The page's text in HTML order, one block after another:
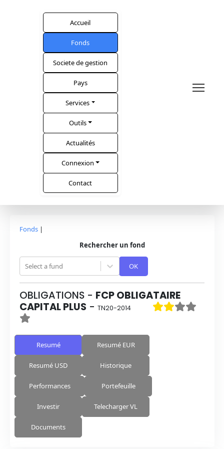
Accueil
Fonds
Societe de gestion
Pays
Services
Outils
Actualités
Connexion
Contact
Fonds |
Rechercher un fond
Select a fund OK
OBLIGATIONS - FCP OBLIGATAIRE
CAPITAL PLUS - TN20-2014
Resumé Resumé EUR
Resumé USD Historique
Performances Portefeuille
Investir Telecharger VL
Documents